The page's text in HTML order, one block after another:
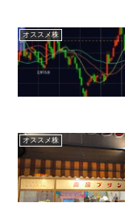
オススメ株
オススメ株